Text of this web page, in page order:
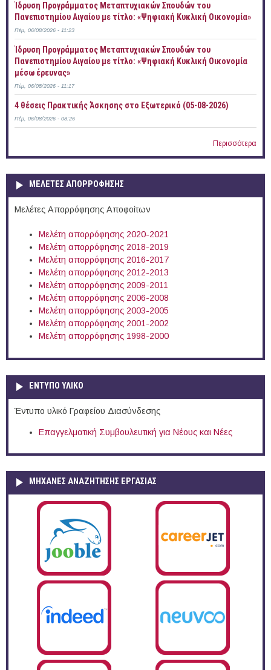
Ίδρυση Προγράμματος Μεταπτυχιακών Σπουδών του
Πανεπιστημίου Αιγαίου με τίτλο: «Ψηφιακή Κυκλική Οικονομία»
Πέμ, 06/08/2026 - 11:23
Ίδρυση Προγράμματος Μεταπτυχιακών Σπουδών του
Πανεπιστημίου Αιγαίου με τίτλο: «Ψηφιακή Κυκλική Οικονομία
μέσω έρευνας»
Πέμ, 06/08/2026 - 11:17
4 θέσεις Πρακτικής Άσκησης στο Εξωτερικό (05-08-2026)
Πέμ, 06/08/2026 - 08:26
Περισσότερα
ΜΕΛΕΤΕΣ ΑΠΟΡΡΟΦΗΣΗΣ
Μελέτες Απορρόφησης Αποφοίτων
Μελέτη απορρόφησης 2020-2021
Μελέτη απορρόφησης 2018-2019
Μελέτη απορρόφησης 2016-2017
Μελέτη απορρόφησης 2012-2013
Μελέτη απορρόφησης 2009-2011
Μελέτη απορρόφησης 2006-2008
Μελέτη απορρόφησης 2003-2005
Μελέτη απορρόφησης 2001-2002
Μελέτη απορρόφησης 1998-2000
ΕΝΤΥΠΟ ΥΛΙΚΟ
Έντυπο υλικό Γραφείου Διασύνδεσης
Επαγγελματική Συμβουλευτική για Νέους και Νέες
ΜΗΧΑΝΕΣ ΑΝΑΖΗΤΗΣΗΣ ΕΡΓΑΣΙΑΣ